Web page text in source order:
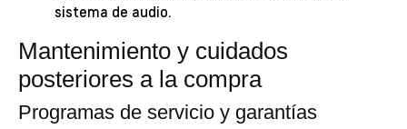
sistema de audio.
Mantenimiento y cuidados
posteriores a la compra
Programas de servicio y garantías